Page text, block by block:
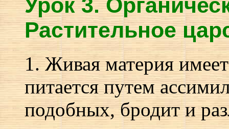
Растительное
1. Живая материя
питается путем
подобных, бродит и